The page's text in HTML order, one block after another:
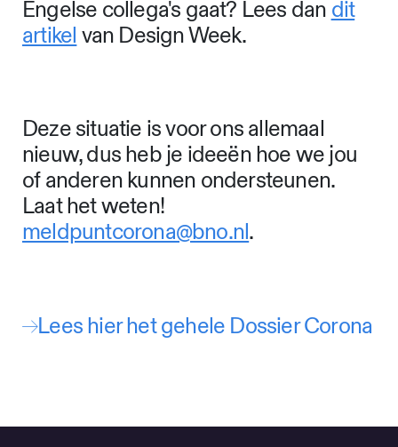
Engelse collega's gaat? Lees dan dit
artikel van Design Week.
Deze situatie is voor ons allemaal
nieuw, dus heb je ideeën hoe we jou
of anderen kunnen ondersteunen.
Laat het weten!
meldpuntcorona@bno.nl.
Lees hier het gehele Dossier Corona